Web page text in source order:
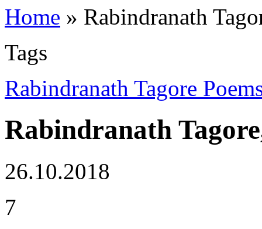
Home » Rabindranath
Tags
Rabindranath Tagore
Rabindranath
26.10.2018
7